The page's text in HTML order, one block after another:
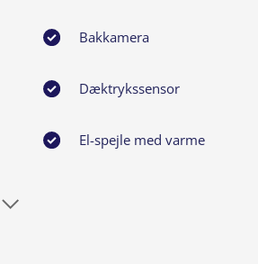
Bakkamera
Dæktrykssensor
El-spejle med varme